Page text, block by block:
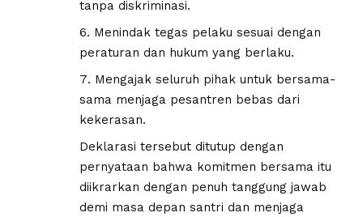
tanpa diskriminasi.
Menindak tegas pelaku sesuai dengan
peraturan dan hukum yang berlaku.
Mengajak seluruh pihak untuk bersama-
sama menjaga pesantren bebas dari
kekerasan.
Deklarasi tersebut ditutup dengan
pernyataan bahwa komitmen bersama itu
diikrarkan dengan penuh tanggung jawab
demi masa depan santri dan menjaga